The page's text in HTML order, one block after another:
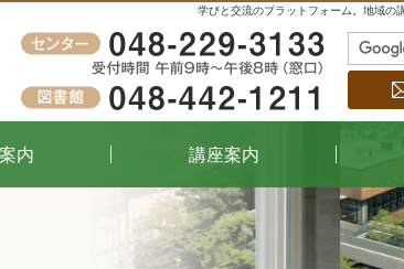
学びと交流のプラットフォーム。地域の
受付時間
午前9時～午後8時（窓口）
内 講座案内